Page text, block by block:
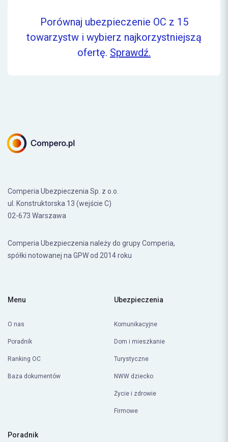
Porównaj ubezpieczenie OC z 15
towarzystw i wybierz najkorzystniejszą
ofertę. Sprawdź.
Comperia Ubezpieczenia Sp. z o.o.
ul. Konstruktorska 13 (wejście C)
02-673 Warszawa
Comperia Ubezpieczenia należy do grupy Comperia,
spółki notowanej na GPW od 2014 roku
Menu
O nas
Poradnik
Ranking OC
Baza dokumentów
Ubezpieczenia
Komunikacyjne
Dom i mieszkanie
Turystyczne
NWW dziecko
Życie i zdrowie
Firmowe
Poradnik